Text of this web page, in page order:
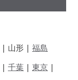
| 山形 | 福島
| 千葉 | 東京 |